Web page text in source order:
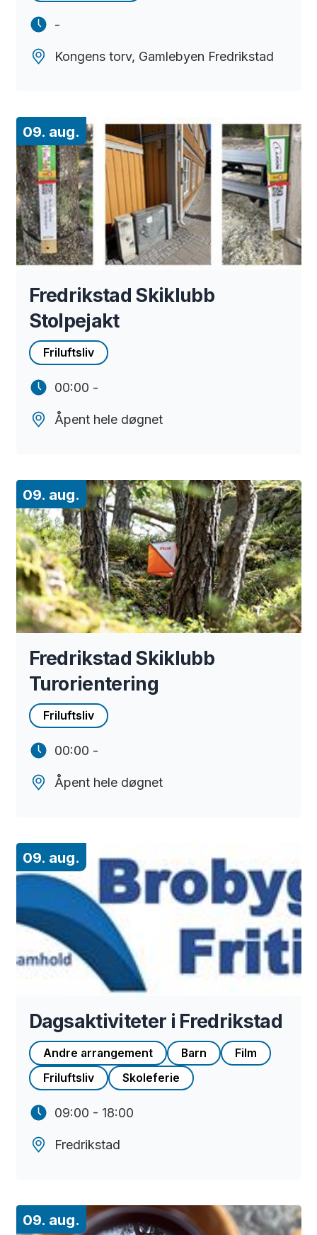
-
Kongens torv, Gamlebyen Fredrikstad
09. aug.
Fredrikstad Skiklubb
Stolpejakt
Friluftsliv
00:00 -
Åpent hele døgnet
09. aug.
Fredrikstad Skiklubb
Turorientering
Friluftsliv
00:00 -
Åpent hele døgnet
09. aug.
Dagsaktiviteter i Fredrikstad
Andre arrangement Barn
Film
Friluftsliv
Skoleferie
09:00 - 18:00
Fredrikstad
09. aug.